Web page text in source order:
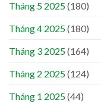
Tháng 5 2025(180)
Tháng 4 2025(180)
Tháng 3 2025(164)
Tháng 2 2025(124)
Tháng 1 2025(44)